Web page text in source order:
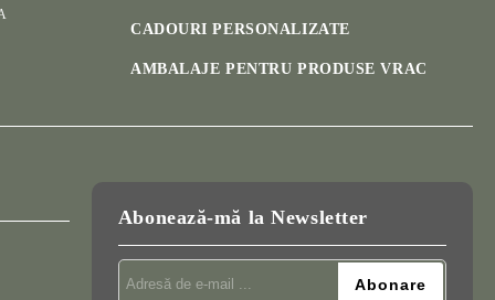
CADOURI PERSONALIZATE
AMBALAJE PENTRU PRODUSE VRAC
Abonează-mă la Newsletter